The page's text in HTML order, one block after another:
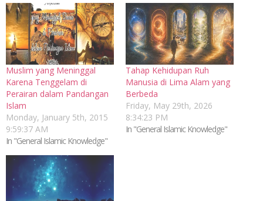
Muslim yang Meninggal
Karena Tenggelam di
Perairan dalam Pandangan
Islam
Monday, January 5th, 2015
9:59:37 AM
In "General Islamic Knowledge"
Tahap Kehidupan Ruh
Manusia di Lima Alam yang
Berbeda
Friday, May 29th, 2026
8:34:23 PM
In "General Islamic Knowledge"